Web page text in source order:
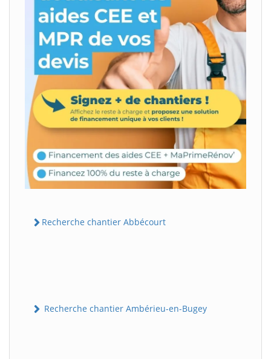
Recherche chantier Abbécourt
Recherche chantier Ambérieu-en-Bugey